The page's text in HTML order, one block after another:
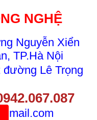
NGHỆ
Nguyễn Xiển
TP.Hà Nội
Lê Trọng